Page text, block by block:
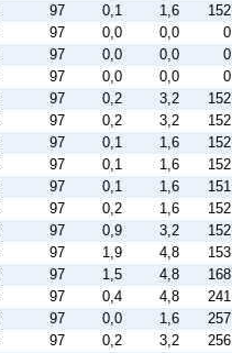
97 0,1 1,6
152
97 0,0 0,0
0
97 0,0 0,0
0
97 0,0 0,0
0
97 0,2 3,2
152
97 0,2 3,2
152
97 0,1 1,6
152
97 0,1 1,6
152
97 0,1 1,6
151
97 0,2 1,6
152
97 0,9 3,2
152
97 1,9 4,8
153
97 1,5 4,8
168
97 0,4 4,8
241
97 0,0 1,6
257
97 0,2 3,2
256